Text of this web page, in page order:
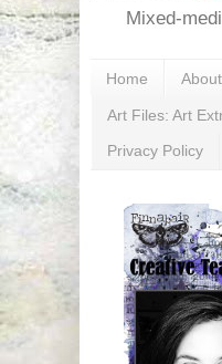
Mixed-
Home
Art Files: Art
Privacy Policy